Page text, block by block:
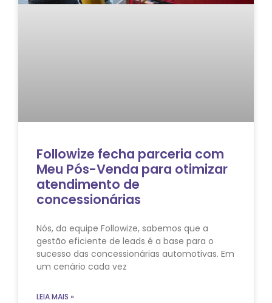
Followize fecha parceria com
Meu Pós-Venda para otimizar
atendimento de
concessionárias
Nós, da equipe Followize, sabemos que a
gestão eficiente de leads é a base para o
sucesso das concessionárias automotivas. Em
um cenário cada vez
LEIA MAIS »